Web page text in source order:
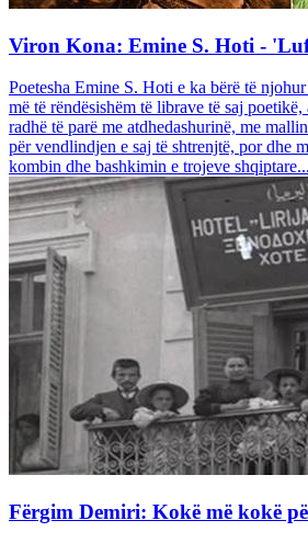
Viron Kona: Emine S. Hoti -
Poetesha Emine S. Hoti e ka bërë të
më të rëndësishëm të librave të saj
radhë të parë me atdhedashurinë, me
për vendlindjen e saj të shtrenjtë, por dhe
kombin dhe bashkimin e trojeve shqiptare...
Fërgim Demiri: Kokë më kokë